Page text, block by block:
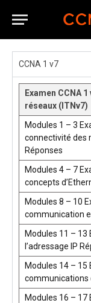
CCNA 1 v7
Examen CCNA
réseaux (ITNv7)
Modules 1 – 3
connectivité des
Réponses
Modules 4 – 7
concepts
Modules 8 – 10
communication
Modules 11 – 13
l’adressage IP
Modules 14 – 15
communications
Modules 16 – 17